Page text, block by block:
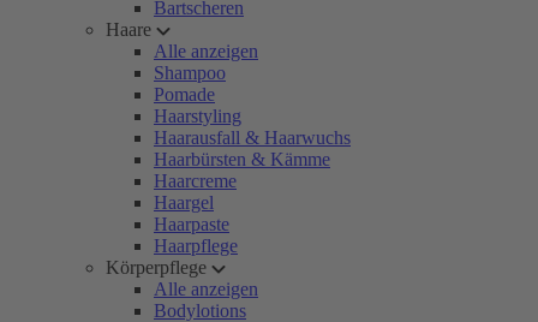
Bartscheren
Haare
Alle anzeigen
Shampoo
Pomade
Haarstyling
Haarausfall & Haarwuchs
Haarbürsten & Kämme
Haarcreme
Haargel
Haarpaste
Haarpflege
Körperpflege
Alle anzeigen
Bodylotions